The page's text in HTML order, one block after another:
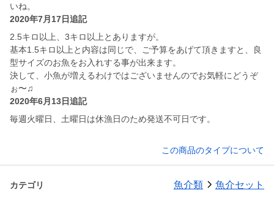
いね。
2020年7月17日追記
2.5キロ以上、3キロ以上とありますが。
基本1.5キロ以上と内容は同じで、ご予算をあげて頂きますと、良
型サイズのお魚をお入れする事が出来ます。
決して、小魚が増えるわけではございませんのでお気軽にどうぞ
ぉ〜♫
2020年6月13日追記
毎週火曜日、土曜日は休漁日のため発送不可日です。
この商品のタイプについて
カテゴリ 魚介類 魚介セット